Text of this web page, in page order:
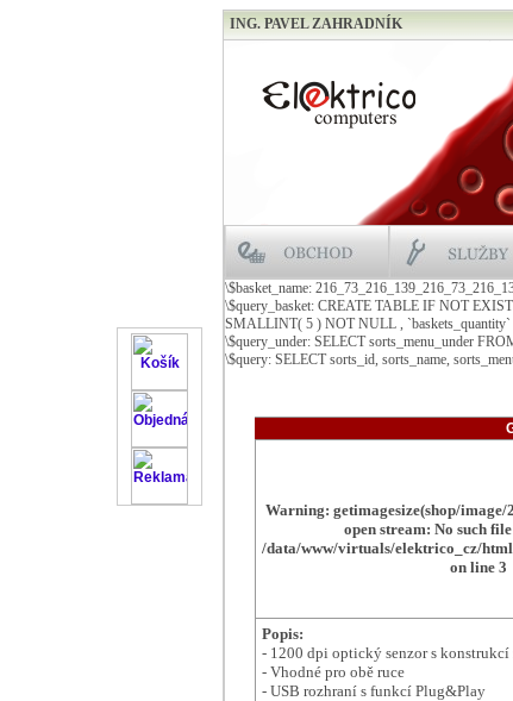
ING. PAVEL ZAHRADNÍK
\$basket_name:
\$query_basket: CREATE TABLE IF NOT
SMALLINT( 5 ) NOT NULL ,
\$query_under: SELECT sorts_menu_under
\$query: SELECT sorts_id, sorts_name,
Warning: getimagesize(shop/
open stream: No such
/data/www/virtuals/elektrico_cz/
on line 3
Popis:
- 1200 dpi optický senzor s
- Vhodné pro obě ruce
- USB rozhraní s funkcí Plug&Play